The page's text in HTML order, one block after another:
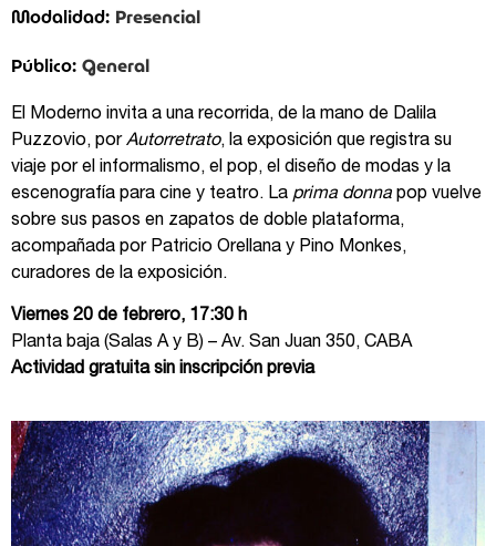
Modalidad: Presencial
Público: General
El Moderno invita a una recorrida, de la mano de Dalila
Puzzovio, porAutorretrato, la exposición que registra su
viaje por el informalismo, el pop, el diseño de modas y la
escenografía para cine y teatro. La prima donna pop vuelve
sobre sus pasos en zapatos de doble plataforma,
acompañada por Patricio Orellana y Pino Monkes,
curadores de la exposición.
Viernes 20 de febrero, 17:30 h
Planta baja (Salas A y B) – Av. San Juan 350, CABA
Actividad gratuita sin inscripción previa